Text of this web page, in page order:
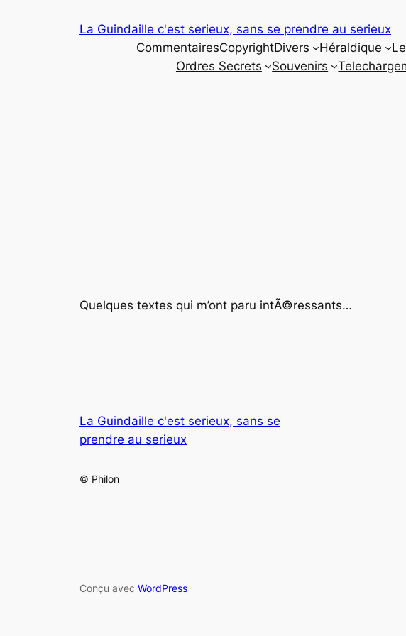
La Guindaille c'est serieux, sans se prendre au serieux
CommentairesCopyrightDivers Héraldique
Ordres Secrets
Souvenirs
Quelques textes qui m’ont paru intÃ©ressants…
La Guindaille c'est serieux, sans se
prendre au serieux
© Philon
Conçu avec WordPress